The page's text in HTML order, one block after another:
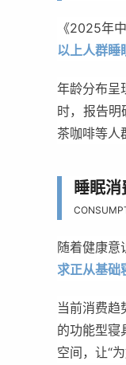
《2025年
以上人群
年龄分布呈
时，报告
茶咖啡等人
睡眠
随着健康意
求正从基础
当前消费趋
的功能型寝
空间， 让“